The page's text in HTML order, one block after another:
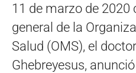
11 de marzo de 2020
general de la
Salud (OMS), el
Ghebreyesus,